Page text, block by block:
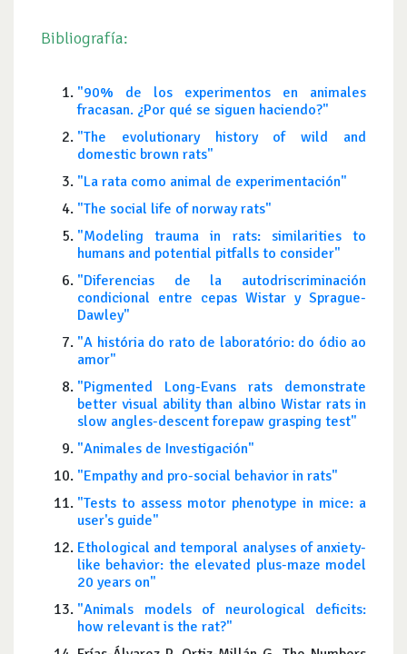
Bibliografía:
"90% de los experimentos en animales
fracasan. ¿Por qué se siguen haciendo?"
"The evolutionary history of wild and
domestic brown rats"
"La rata como animal de experimentación"
"The social life of norway rats"
"Modeling trauma in rats: similarities to
humans and potential pitfalls to consider"
"Diferencias de la autodriscriminación
condicional entre cepas Wistar y Sprague-
Dawley"
"A história do rato de laboratório: do ódio ao
amor"
"Pigmented Long-Evans rats demonstrate
better visual ability than albino Wistar rats in
slow angles-descent forepaw grasping test"
"Animales de Investigación"
"Empathy and pro-social behavior in rats"
"Tests to assess motor phenotype in mice: a
user's guide"
Ethological and temporal analyses of anxiety-
like behavior: the elevated plus-maze model
20 years on"
"Animals models of neurological deficits:
how relevant is the rat?"